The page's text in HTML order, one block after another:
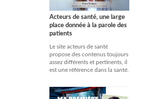
Acteurs de santé, une large
place donnée à la parole des
patients
Le site acteurs de santé
propose des contenus toujours
assez différents et pertinents, il
est une référence dans la santé.